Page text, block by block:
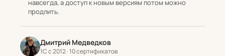
навсегда, а доступ к новым версиям потом можно
продлить.
Дмитрий Медведков
1С с 2012 · 10 сертификатов